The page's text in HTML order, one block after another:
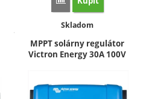
Dostupnosť:
Skladom
MPPT solárny regulátor
Victron Energy 30A 100V